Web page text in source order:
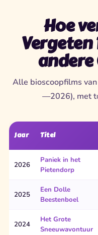
Hoe
Alle bioscoopfilms
—2026), met
Jaar Titel
2026
Paniek in het
Pietendorp
2025
Een Dolle
Beestenboel
2024
Het Grote
Sneeuwavontuur